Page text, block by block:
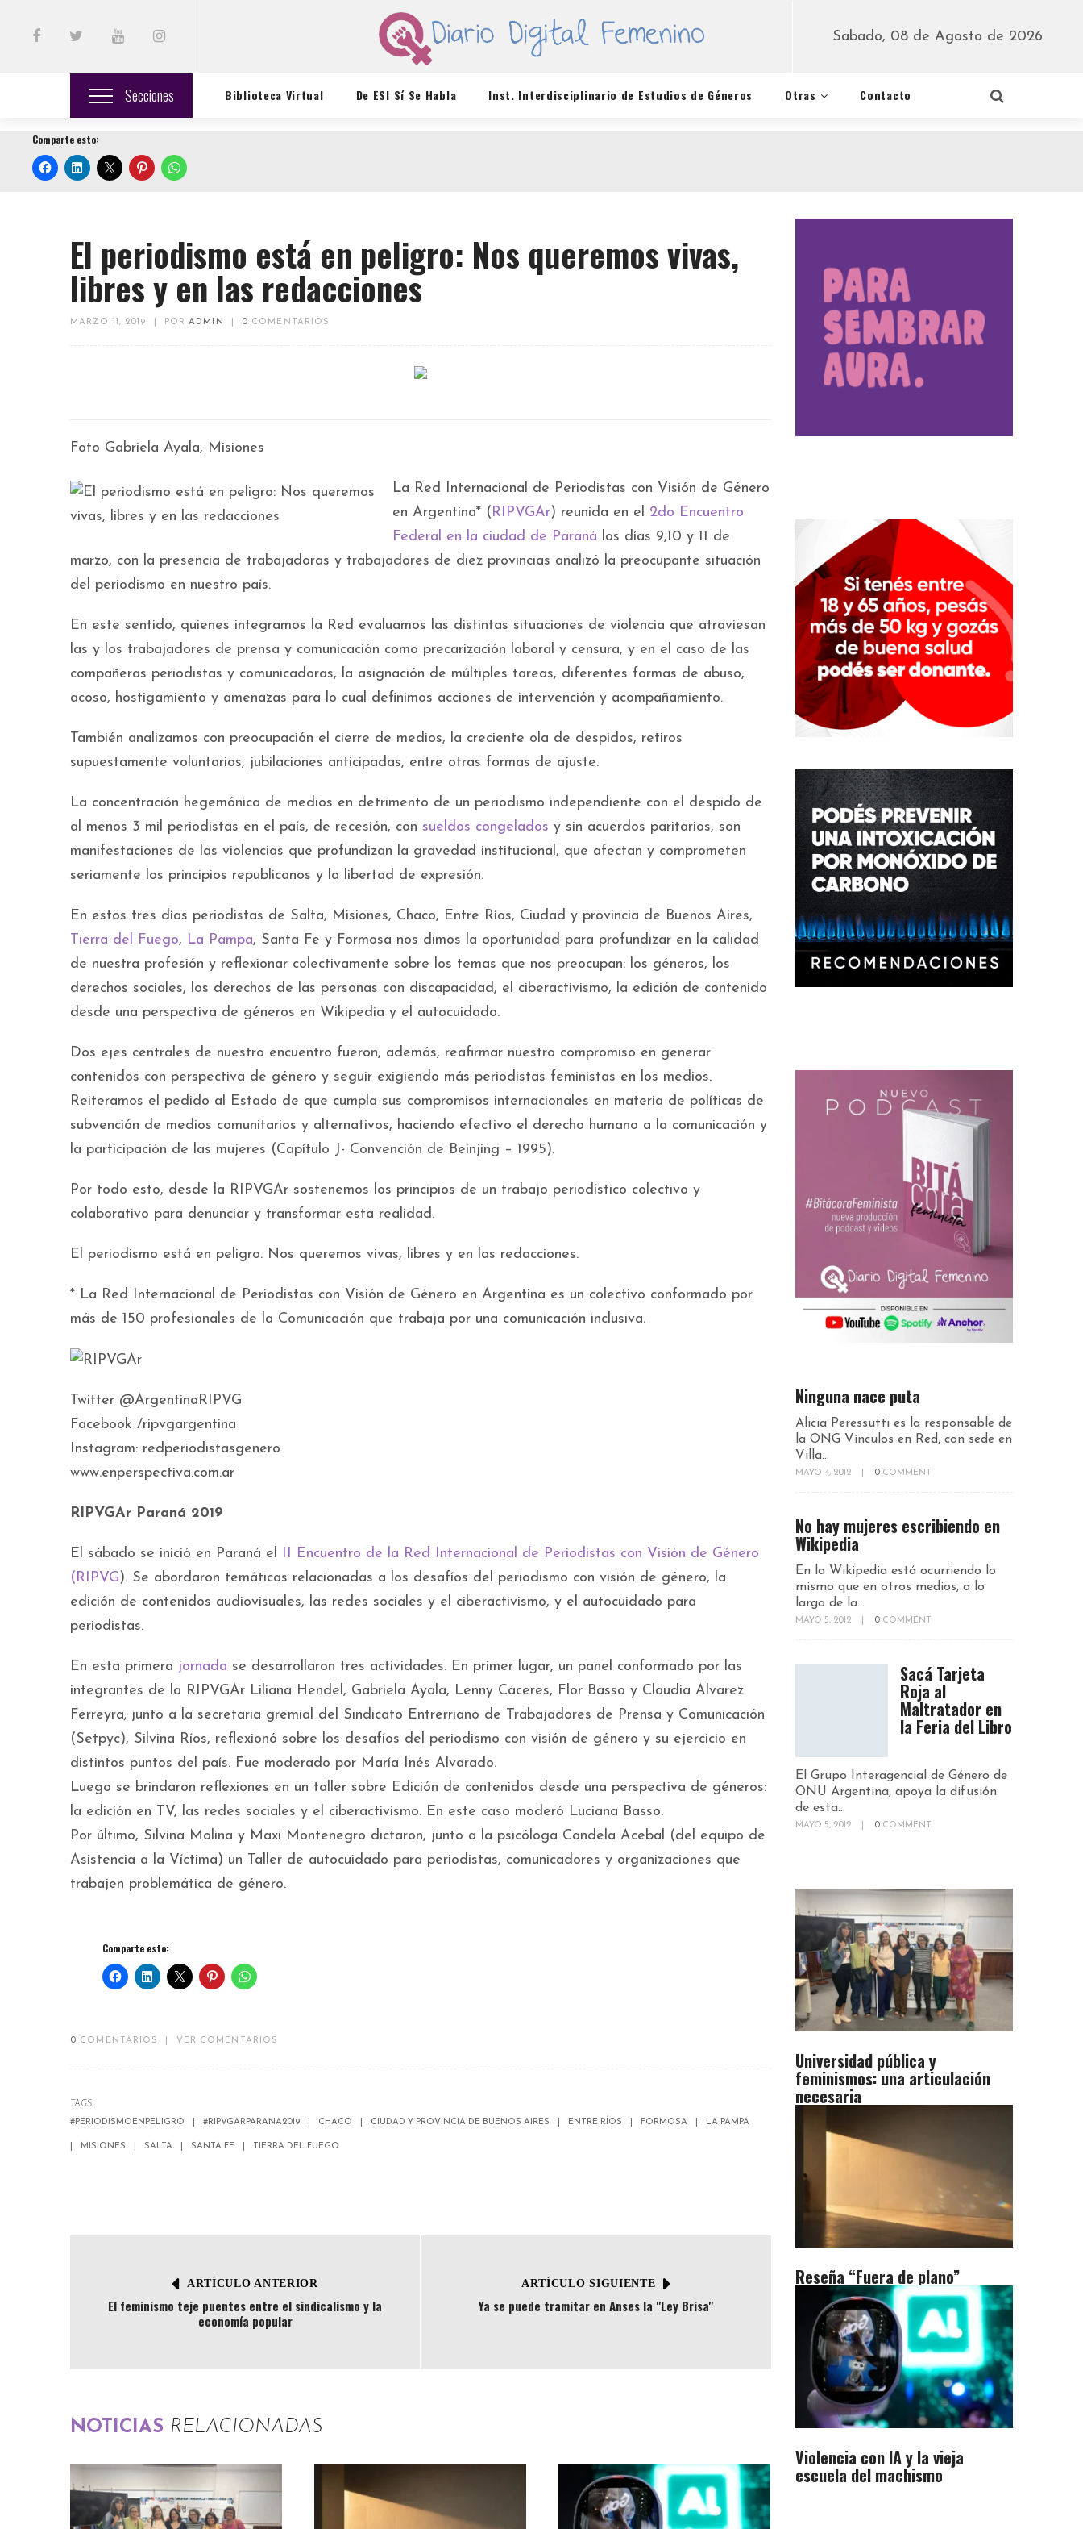
Sabado, 08 de Agosto de 2026
Secciones Biblioteca Virtual De ESI Sí Se Habla Inst. Interdisciplinario de Estudios de Géneros Otras Contacto
Comparte esto:
El periodismo está en peligro: Nos queremos vivas,
libres y en las redacciones
MARZO 11, 2019 PORADMIN 0 COMENTARIOS
Foto Gabriela Ayala, Misiones
La Red Internacional de Periodistas con Visión de Género
en Argentina* ( RIPVGAr) reunida en el 2do Encuentro
Federal en la ciudad de Paraná los días 9,10 y 11 de
marzo, con la presencia de trabajadoras y trabajadores de diez provincias analizó la preocupante situación
del periodismo en nuestro país.
En este sentido, quienes integramos la Red evaluamos las distintas situaciones de violencia que atraviesan
las y los trabajadores de prensa y comunicación como precarización laboral y censura, y en el caso de las
compañeras periodistas y comunicadoras, la asignación de múltiples tareas, diferentes formas de abuso,
acoso, hostigamiento y amenazas para lo cual definimos acciones de intervención y acompañamiento.
También analizamos con preocupación el cierre de medios, la creciente ola de despidos, retiros
supuestamente voluntarios, jubilaciones anticipadas, entre otras formas de ajuste.
La concentración hegemónica de medios en detrimento de un periodismo independiente con el despido de
al menos 3 mil periodistas en el país, de recesión, con sueldos congelados y sin acuerdos paritarios, son
manifestaciones de las violencias que profundizan la gravedad institucional, que afectan y comprometen
seriamente los principios republicanos y la libertad de expresión.
En estos tres días periodistas de Salta, Misiones, Chaco, Entre Ríos, Ciudad y provincia de Buenos Aires,
Tierra del Fuego, La Pampa, Santa Fe y Formosa nos dimos la oportunidad para profundizar en la calidad
de nuestra profesión y reflexionar colectivamente sobre los temas que nos preocupan: los géneros, los
derechos sociales, los derechos de las personas con discapacidad, el ciberactivismo, la edición de contenido
desde una perspectiva de géneros en Wikipedia y el autocuidado.
Dos ejes centrales de nuestro encuentro fueron, además, reafirmar nuestro compromiso en generar
contenidos con perspectiva de género y seguir exigiendo más periodistas feministas en los medios.
Reiteramos el pedido al Estado de que cumpla sus compromisos internacionales en materia de políticas de
subvención de medios comunitarios y alternativos, haciendo efectivo el derecho humano a la comunicación y
la participación de las mujeres (Capítulo J- Convención de Beinjing – 1995).
Por todo esto, desde la RIPVGAr sostenemos los principios de un trabajo periodístico colectivo y
colaborativo para denunciar y transformar esta realidad.
El periodismo está en peligro. Nos queremos vivas, libres y en las redacciones.
* La Red Internacional de Periodistas con Visión de Género en Argentina es un colectivo conformado por
más de 150 profesionales de la Comunicación que trabaja por una comunicación inclusiva.
Twitter @ArgentinaRIPVG
Facebook /ripvgargentina
Instagram: redperiodistasgenero
www.enperspectiva.com.ar
RIPVGAr Paraná 2019
El sábado se inició en Paraná el
II Encuentro de la Red Internacional de Periodistas con Visión de Género
(RIPVG). Se abordaron temáticas relacionadas a los desafíos del periodismo con visión de género, la
edición de contenidos audiovisuales, las redes sociales y el ciberactivismo, y el autocuidado para
periodistas.
En esta primera jornada se desarrollaron tres actividades. En primer lugar, un panel conformado por las
integrantes de la RIPVGAr Liliana Hendel, Gabriela Ayala, Lenny Cáceres, Flor Basso y Claudia Alvarez
Ferreyra; junto a la secretaria gremial del Sindicato Entrerriano de Trabajadores de Prensa y Comunicación
(Setpyc), Silvina Ríos, reflexionó sobre los desafíos del periodismo con visión de género y su ejercicio en
distintos puntos del país. Fue moderado por María Inés Alvarado.
Luego se brindaron reflexiones en un taller sobre Edición de contenidos desde una perspectiva de géneros:
la edición en TV, las redes sociales y el ciberactivismo. En este caso moderó Luciana Basso.
Por último, Silvina Molina y Maxi Montenegro dictaron, junto a la psicóloga Candela Acebal (del equipo de
Asistencia a la Víctima) un Taller de autocuidado para periodistas, comunicadores y organizaciones que
trabajen problemática de género.
Comparte esto:
0 COMENTARIOS VER COMENTARIOS
TAGS:
#PERIODISMOENPELIGRO
#RIPVGARPARANA2019 CHACO CIUDAD Y PROVINCIA DE BUENOS AIRES ENTRE RÍOS FORMOSA LA PAMPA
MISIONES SALTA SANTA FE TIERRA DEL FUEGO
ARTÍCULO ANTERIOR
El feminismo teje puentes entre el sindicalismo y la
economía popular
ARTÍCULO SIGUIENTE
Ya se puede tramitar en Anses la "Ley Brisa"
NOTICIAS RELACIONADAS
Ninguna nace puta
Alicia Peressutti es la responsable de
la ONG Vínculos en Red, con sede en
Villa...
MAYO 4, 2012 0 COMMENT
No hay mujeres escribiendo en
Wikipedia
En la Wikipedia está ocurriendo lo
mismo que en otros medios, a lo
largo de la...
MAYO 5, 2012 0 COMMENT
Sacá Tarjeta
Roja al
Maltratador en
la Feria del Libro
El Grupo Interagencial de Género de
ONU Argentina, apoya la difusión
de esta...
MAYO 5, 2012 0 COMMENT
Universidad pública y
feminismos: una articulación
necesaria
Reseña “Fuera de plano”
Violencia con IA y la vieja
escuela del machismo